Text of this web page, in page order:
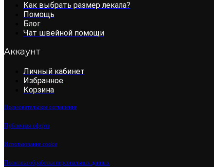
Как выбрать размер лекала?
Помощь
Блог
Чат швейной помощи
Аккаунт
Личный кабинет
Избранное
Корзина
Пользовательское соглашение
Публичная оферта
Использование cookie
Политика обработки персональных данных